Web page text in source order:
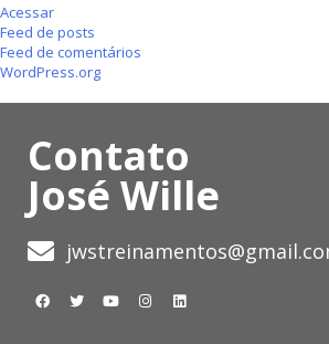
Acessar
Feed de posts
Feed de comentários
WordPress.org
Contato
José Wille